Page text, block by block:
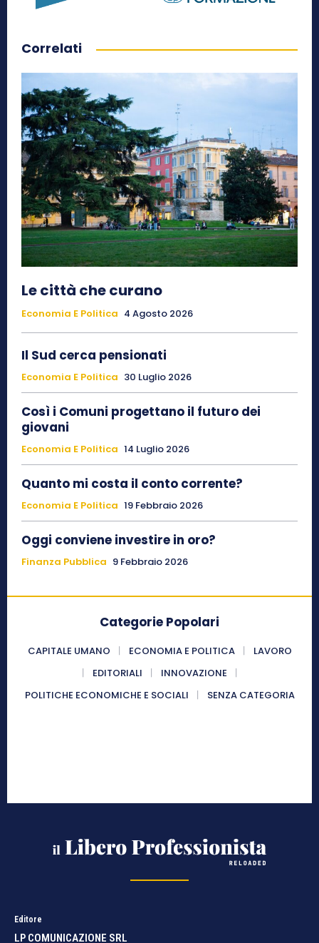
Correlati
Le città che curano
Economia E Politica 4 Agosto 2026
Il Sud cerca pensionati
Economia E Politica 30 Luglio 2026
Così i Comuni progettano il futuro dei
giovani
Economia E Politica 14 Luglio 2026
Quanto mi costa il conto corrente?
Economia E Politica 19 Febbraio 2026
Oggi conviene investire in oro?
Finanza Pubblica 9 Febbraio 2026
Categorie Popolari
CAPITALE UMANO ECONOMIA E POLITICA
LAVORO
EDITORIALI
INNOVAZIONE
POLITICHE ECONOMICHE E SOCIALI
SENZA CATEGORIA
Editore
LP COMUNICAZIONE SRL